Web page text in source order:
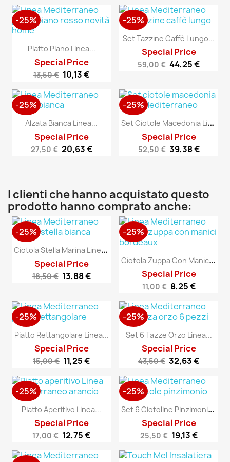
Piatto Piano Linea...
Special Price
13,50 € 10,13 €
-25%
Set Tazzine Caffè Lungo...
Special Price
59,00 € 44,25 €
-25%
Alzata Bianca Linea...
Special Price
27,50 € 20,63 €
-25%
S
Et Ciotole Macedonia Linea...
Special Price
52,50 € 39,38 €
-25%
I clienti che hanno acquistato questo
prodotto hanno comprato anche:
C
Iotola Stella Marina Linea...
Special Price
18,50 € 13,88 €
-25%
C
Iotola Zuppa Con Manici...
Special Price
11,00 € 8,25 €
-25%
Piatto Rettangolare Linea...
Special Price
15,00 € 11,25 €
-25%
Set 6 Tazze Orzo Linea...
Special Price
43,50 € 32,63 €
-25%
Piatto Aperitivo Linea...
Special Price
17,00 € 12,75 €
-25%
S
Et 6 Ciotoline Pinzimonio...
Special Price
25,50 € 19,13 €
-25%